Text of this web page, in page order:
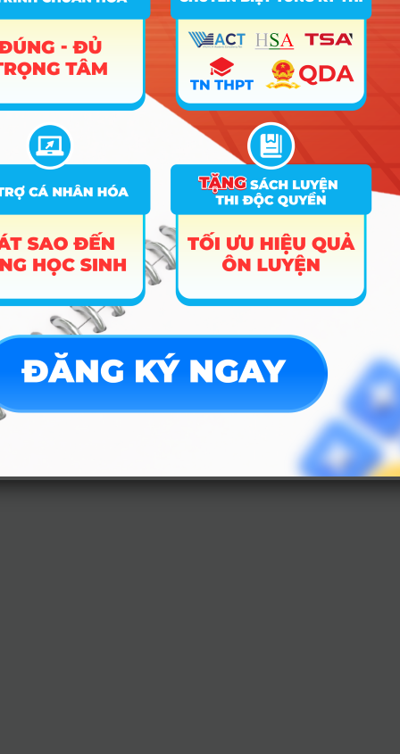
Công cụ
Trắc nghiệm MBTI
Tra cứu đề án tuyển sinh
Tư vấn hướng nghiệp
Tin tức
Tin tuyển sinh vào 10
Tin tuyển sinh Đại học
Về chúng tôi
Chính sách bảo mật